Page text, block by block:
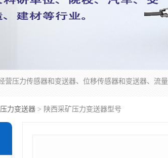
压力变送器 > 陕西采矿压力变送器型号